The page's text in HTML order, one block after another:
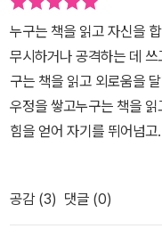
에게 소개해주는 거죠. 좋
분히 할 수 있어요. 이제부
거예요. ” 서평이라……. 간
써본 적은 있어도 ‘서평’
런 글을 제대로 쓸 수 있을
여섯 권의 책을 읽으면서
다는 것이 숙제처럼 느껴
읽는지 목적조차 잃어버린
누구는 책을 읽고 자신을
무시하거나 공격하는 데
구는 책을 읽고 외로움을
우정을 쌓고누구는 책을
힘을 얻어 자기를 뛰어넘
을 사랑하는데 쓴다. 이것
아직 사람을 사랑하는데 까
나 책을 읽을수록 점점 사
공감 (3) 댓글 (0)